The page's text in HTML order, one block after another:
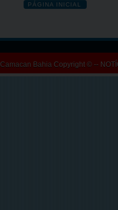
PÁGINA INICIAL
Camacan Bahia Copyright © --